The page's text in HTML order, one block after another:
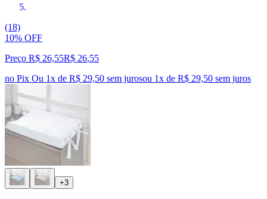
(18)
10% OFF
Preço R$ 26,55R$ 26,55
no Pix Ou 1x de R$ 29,50 sem jurosou 1x de R$ 29,50 sem juros
+3